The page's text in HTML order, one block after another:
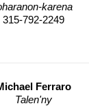
karena
315-792-2249
Ferraro
Talen'ny